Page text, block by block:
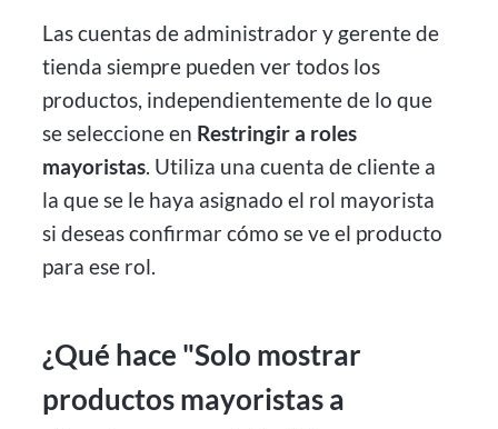
Las cuentas de administrador y gerente de
tienda siempre pueden ver todos los
productos, independientemente de lo que
se seleccione en Restringir a roles
mayoristas. Utiliza una cuenta de cliente a
la que se le haya asignado el rol mayorista
si deseas confirmar cómo se ve el producto
para ese rol.
¿Qué hace "Solo mostrar
productos mayoristas a